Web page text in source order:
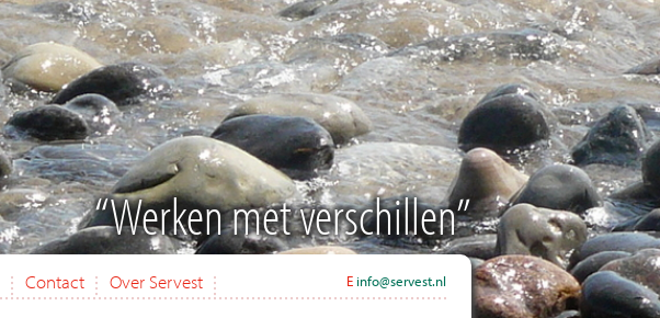
“Werken met verschillen”
Contact Over Servest E info@servest.nl